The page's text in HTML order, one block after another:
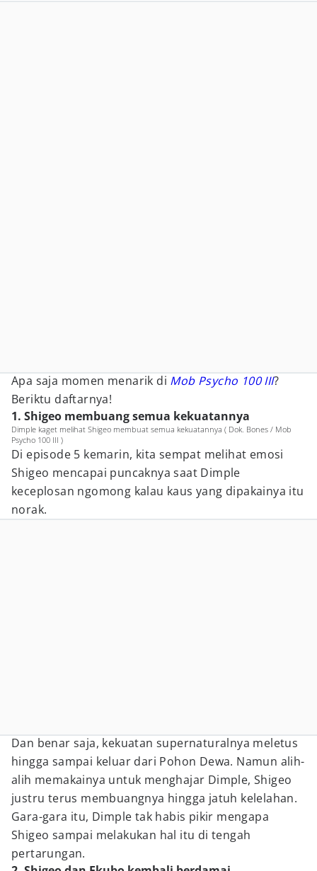
Apa saja momen menarik di Mob Psycho 100 III?
Beriktu daftarnya!
1. Shigeo membuang semua kekuatannya
Dimple kaget melihat Shigeo membuat semua kekuatannya ( Dok. Bones / Mob
Psycho 100 III )
Di episode 5 kemarin, kita sempat melihat emosi
Shigeo mencapai puncaknya saat Dimple
keceplosan ngomong kalau kaus yang dipakainya itu
norak.
Dan benar saja, kekuatan supernaturalnya meletus
hingga sampai keluar dari Pohon Dewa. Namun alih-
alih memakainya untuk menghajar Dimple, Shigeo
justru terus membuangnya hingga jatuh kelelahan.
Gara-gara itu, Dimple tak habis pikir mengapa
Shigeo sampai melakukan hal itu di tengah
pertarungan.